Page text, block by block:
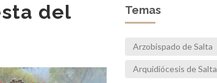
del
Temas
Arzobispado de Salta
Arquidiócesis de Salta